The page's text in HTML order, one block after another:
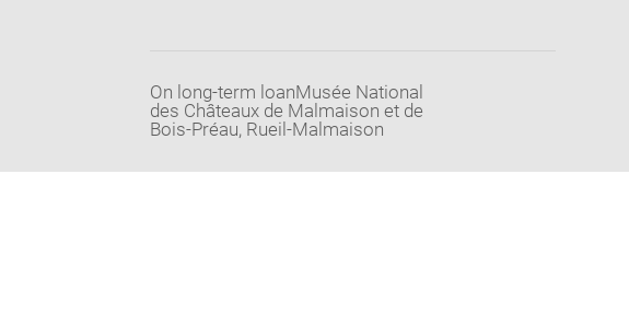
On long-term loanMusée National
des Châteaux de Malmaison et de
Bois-Préau, Rueil-Malmaison